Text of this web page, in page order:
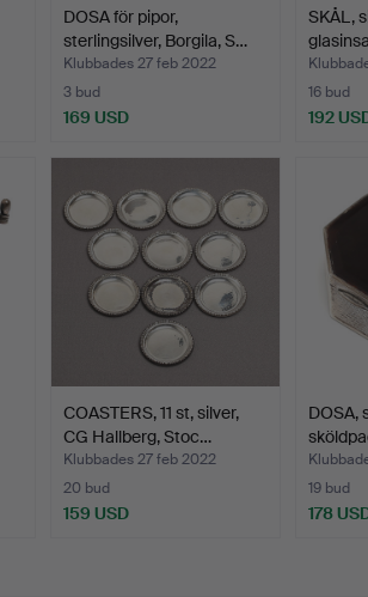
DOSA för pipor,
sterlingsilver, Borgila, S…
Klubbades 27 feb 2022
3 bud
169 USD
SKÅL,
16 bud
192
COASTERS, 11 st, silver,
CG Hallberg, Stoc…
Klubbades 27 feb 2022
20 bud
159 USD
DOSA,
Ung…
19 bud
178